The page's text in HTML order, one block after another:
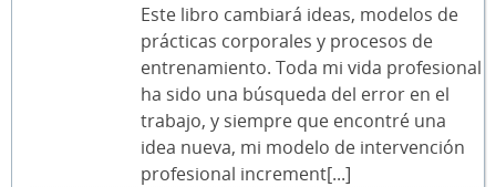
Este libro cambiará ideas, modelos de
prácticas corporales y procesos de
entrenamiento. Toda mi vida profesional
ha sido una búsqueda del error en el
trabajo, y siempre que encontré una
idea nueva, mi modelo de intervención
profesional increment[...]